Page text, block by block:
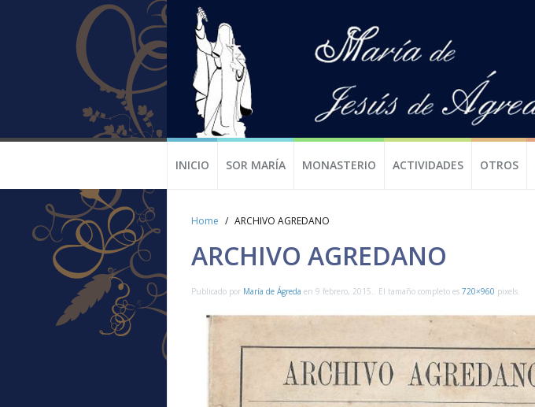
INICIO SOR MARÍA MONASTERIO ACTIVIDADES OTROS
Home ARCHIVO AGREDANO
ARCHIVO AGREDANO
Publicado por María de Ágreda en 9 febrero, 2015.. El tamaño completo es 720×960 pixels.